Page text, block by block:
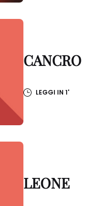
CANCRO
LEGGI IN 1'
LEONE